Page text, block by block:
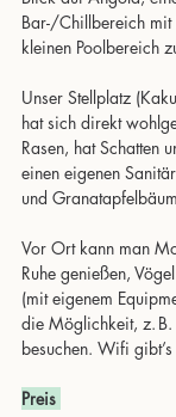
Bar-/Chillbereich mit
kleinen Poolbereich
Unser Stellplatz
hat sich direkt
Rasen, hat Schatten
einen eigenen
und
Vor Ort kann man
Ruhe genießen,
(mit eigenem
die Möglichkeit, z.
besuchen. Wifi
Preis